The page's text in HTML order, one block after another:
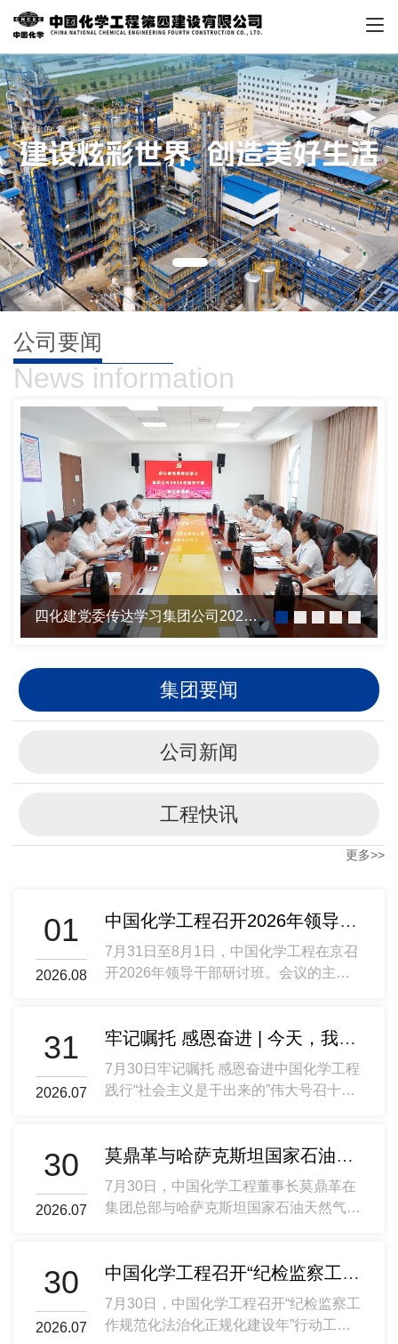
公司要闻
News information
四化建党委传达学习集团公司2026年领导干部研讨班精神
集团要闻
公司新闻
工程快讯
更多>>
01
2026.08
中国化学工程召开2026年领导干部研讨班
7月31日至8月1日，中国化学工程在京召
开2026年领导干部研讨班。会议的主要
企业负责人研讨班工作部署，系统总结上
务，确保全面完成年度目标，实现“十五
五”良好开局。中国化学工程党委书记、
强化实干担当 确保高质量实现“十五五”良
好开局》的主题讲话。党委副书记、总经
理邓兆敬主持会议。集团公司领导胡富
申、刘东进、尹伊、赵涛、赵亮、梁军湘
坚决扛牢新征程重大战略使命莫鼎革指
出，党的十八大以来，习近平总书记对国
资国企工作作出了一系列重要论述，特别
是党的二十大以来，先后作出系列重要指
31
2026.07
牢记嘱托 感恩奋进 | 今天，我们向祖国报告、向人民报告、向时代报告！
7月30日牢记嘱托 感恩奋进中国化学工程
践行“社会主义是干出来的”伟大号召十周
向人民、向时代报告！中国化学工程党委
级单位有关领导、集团公司领导班子成
员、外部董事、总部各部门负责人和所属
志、中央主流媒体记者与员工代表齐聚一
堂，共同聆听这场精神盛宴。本次活动同
步进行线上直播，观看点赞总人数超20万
人次。莫鼎革在讲话中指出，十年来，中
30
2026.07
莫鼎革与哈萨克斯坦国家石油天然气公司董事长哈谢诺夫·阿斯哈特举行会谈
7月30日，中国化学工程董事长莫鼎革在
集团总部与哈萨克斯坦国家石油天然气公
团公司总经理邓兆敬、哈萨克斯坦国家石
油天然气公司副董事长库达巴耶夫·沙夫
卡特参加会谈。莫鼎革对哈谢诺夫·阿斯
哈特一行的到访表示欢迎。他表示，中国
30
2026.07
中国化学工程召开“纪检监察工作规范化法治化正规化建设年”行动工作推进会暨纪检工作季度例会
7月30日，中国化学工程召开“纪检监察工
作规范化法治化正规化建设年”行动工作